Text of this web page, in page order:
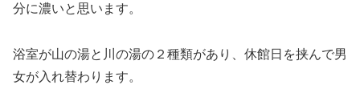
分に濃いと思います。
浴室が山の湯と川の湯の２種類があり、休館日を挟んで男
女が入れ替わります。